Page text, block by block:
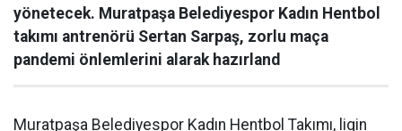
yönetecek. Muratpaşa Belediyespor Kadın Hentbol
takımı antrenörü Sertan Sarpaş, zorlu maça
pandemi önlemlerini alarak hazırland
Muratpaşa Belediyespor Kadın Hentbol Takımı, ligin